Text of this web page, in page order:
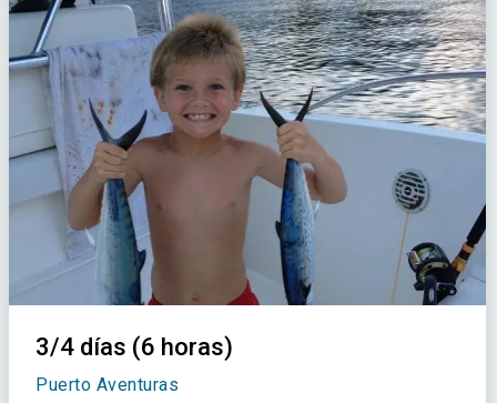
3/4 días (6 horas)
Puerto Aventuras